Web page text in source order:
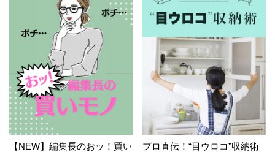
【NEW】編集長のおッ！買い
プロ直伝！“目ウロコ”収納術